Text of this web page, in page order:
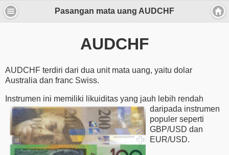
Pasangan mata uang AUDCHF
AUDCHF
AUDCHF terdiri dari dua unit mata uang, yaitu dolar
Australia dan franc Swiss.
Instrumen ini memiliki likuiditas yang jauh lebih rendah
daripada instrumen
populer seperti
GBP/USD dan
EUR/USD.